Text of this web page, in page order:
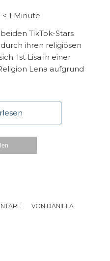
< 1 Minute
TikTok-Stars
ihren religiösen
Ist Lisa in einer
Lena aufgrund
VON DANIELA